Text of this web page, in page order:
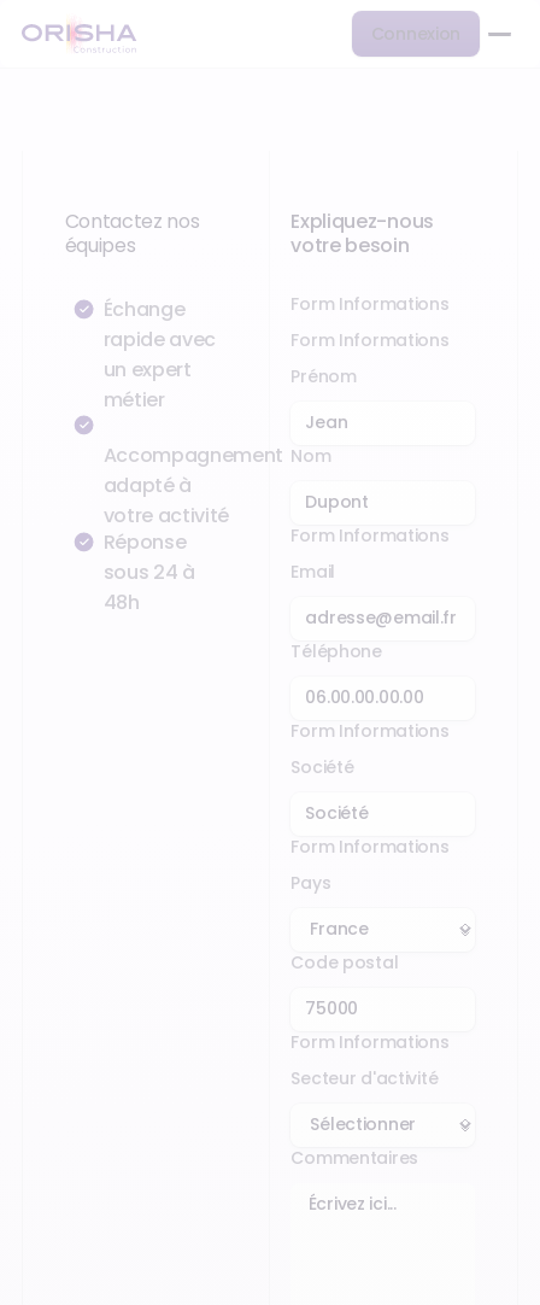
Connexion
Contactez nos
équipes
Échange
rapide avec
un expert
métier
Accompagnement
adapté à
votre activité
Réponse
sous 24 à
48h
Expliquez-nous
votre besoin
Form Informations
Form Informations
Prénom
Nom
Form Informations
Email
Téléphone
Form Informations
Société
Form Informations
Pays
Code postal
Form Informations
Secteur d'activité
Commentaires